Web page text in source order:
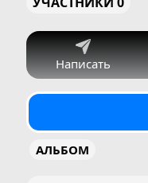
Написать
АЛЬБОМ